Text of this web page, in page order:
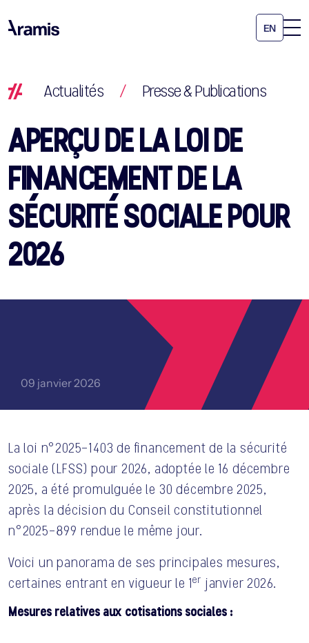
EN
NOUS CONTACTER
Actualités / Presse & Publications
APERÇU DE LA LOI DE
FINANCEMENT DE LA
SÉCURITÉ SOCIALE POUR
2026
09 janvier 2026
La loi n°2025-1403 de financement de la sécurité
sociale (LFSS) pour 2026, adoptée le 16 décembre
2025, a été promulguée le 30 décembre 2025,
après la décision du Conseil constitutionnel
n°2025-899 rendue le même jour.
Voici un panorama de ses principales mesures,
certaines entrant en vigueur le 1er janvier 2026.
Mesures relatives aux cotisations sociales :